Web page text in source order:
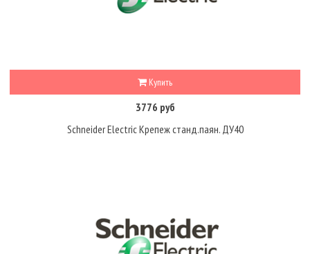
Купить
3776 руб
Schneider Electric Крепеж станд.паян. ДУ40